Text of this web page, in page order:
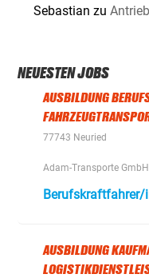
Sebastian zu
NEUESTEN JOBS
AUSBILDUNG
77743 Neuried
Adam-Transporte GmbH
Berufskraftfahrer/
AUSBILDUNG